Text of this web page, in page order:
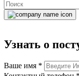
Узнать о
Ваше имя *